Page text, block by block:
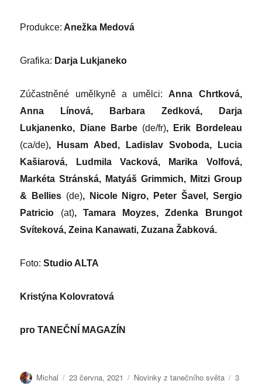
Produkce: Anežka Medová
Grafika: Darja Lukjaneko
Zúčastněné umělkyně a umělci: Anna Chrtková,
Anna Línová, Barbara Zedková, Darja
Lukjanenko, Diane Barbe (de/fr), Erik Bordeleau
(ca/de), Husam Abed, Ladislav Svoboda, Lucia
Kašiarová, Ludmila Vacková, Marika Volfová,
Markéta Stránská, Matyáš Grimmich, Mitzi Group
& Bellies (de), Nicole Nigro, Peter Šavel, Sergio
Patricio (at), Tamara Moyzes, Zdenka Brungot
Svíteková, Zeina Kanawati, Zuzana Žabková.
Foto:Studio ALTA
Kristýna Kolovratová
proTANEČNÍ MAGAZÍN
Autor:
Michal Publikováno:
23 června, 2021 Rubriky:
Novinky z tanečního světa Štítky:
3